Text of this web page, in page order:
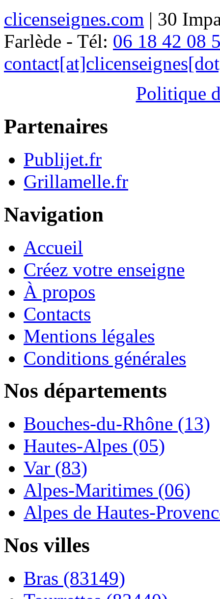
clicenseignes.com | 30
Farlède - Tél: 06 18 42 08
Politique
Partenaires
Publijet.fr
Grillamelle.fr
Navigation
Accueil
Créez votre enseigne
À propos
Contacts
Mentions légales
Conditions générales
Nos départements
Bouches-du-Rhône (13)
Hautes-Alpes (05)
Var (83)
Alpes-Maritimes (06)
Alpes de Hautes-
Nos villes
Bras (83149)